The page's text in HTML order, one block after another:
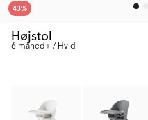
43%
Højstol
6 måned+ / Hvid